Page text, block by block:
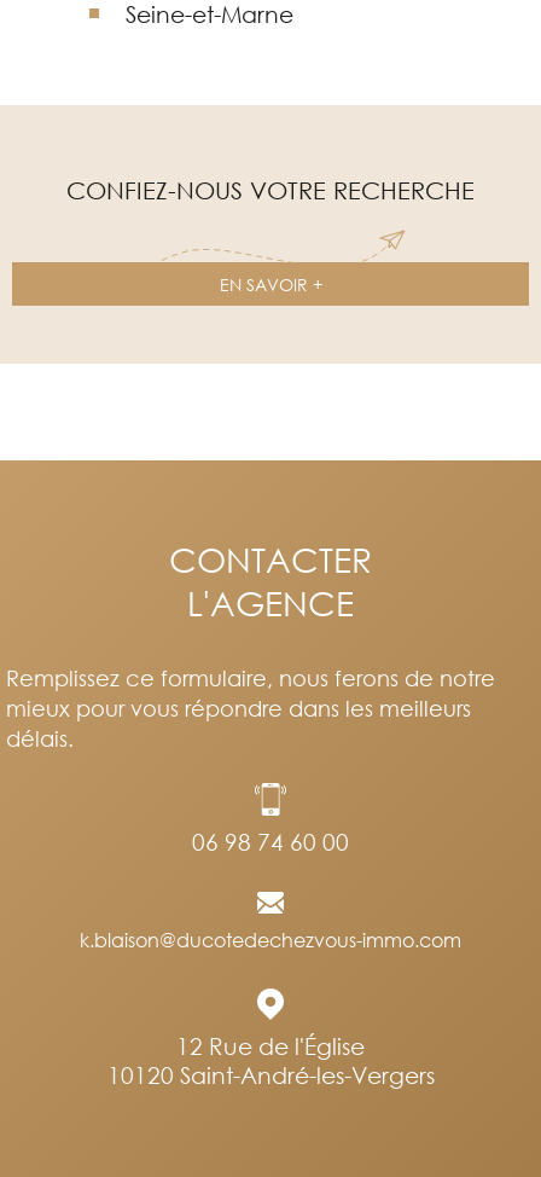
Seine-et-Marne
CONFIEZ-NOUS VOTRE RECHERCHE
EN SAVOIR +
CONTACTER
L'AGENCE
Remplissez ce formulaire, nous ferons de notre
mieux pour vous répondre dans les meilleurs
délais.
06 98 74 60 00
k.blaison@ducotedechezvous-immo.com
12 Rue de l'Église
10120
Saint-André-les-Vergers